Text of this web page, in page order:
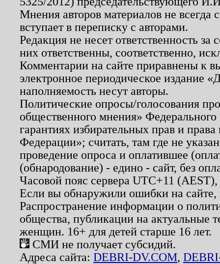
Мнения авторов материалов не
вступает в переписку с авторами.
Редакция не несет ответственность
них ответственны, соответственно,
Комментарии на сайте приравнены к
электронное периодическое издание
наполняемость несут авторы.
Политические опросы/голосования
общественного мнения»
гарантиях избирательных прав и
Федерации»; считать, там где не
проведение опроса и оплатившее
(обнародование) - едино - сайт, без
Часовой пояс сервера UTC+11
Если вы обнаружили ошибки на
Распространение информации о
общества, публикации на актуальные
женщин. 16+ для детей старше 16 лет.
СМИ не получает субсидий.
Адреса сайта: DEBRI-DV.COM,